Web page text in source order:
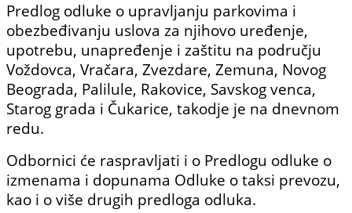
Predlog odluke o upravljanju parkovima i
obezbeđivanju uslova za njihovo uređenje,
upotrebu, unapređenje i zaštitu na području
Voždovca, Vračara, Zvezdare, Zemuna, Novog
Beograda, Palilule, Rakovice, Savskog venca,
Starog grada i Čukarice, takodje je na dnevnom
redu.
Odbornici će raspravljati i o Predlogu odluke o
izmenama i dopunama Odluke o taksi prevozu,
kao i o više drugih predloga odluka.